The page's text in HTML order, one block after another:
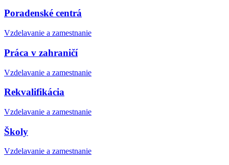
Poradenské centrá
Vzdelavanie a zamestnanie
Práca v zahraničí
Vzdelavanie a zamestnanie
Rekvalifikácia
Vzdelavanie a zamestnanie
Školy
Vzdelavanie a zamestnanie